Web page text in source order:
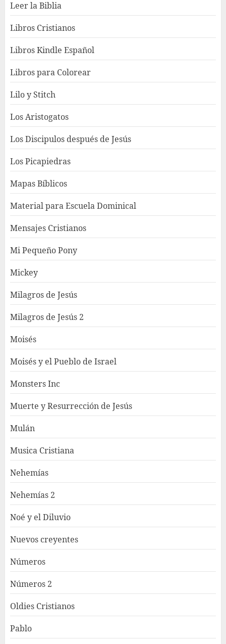
Leer la Biblia
Libros Cristianos
Libros Kindle Español
Libros para Colorear
Lilo y Stitch
Los Aristogatos
Los Discipulos después de Jesús
Los Picapiedras
Mapas Bíblicos
Material para Escuela Dominical
Mensajes Cristianos
Mi Pequeño Pony
Mickey
Milagros de Jesús
Milagros de Jesús 2
Moisés
Moisés y el Pueblo de Israel
Monsters Inc
Muerte y Resurrección de Jesús
Mulán
Musica Cristiana
Nehemías
Nehemías 2
Noé y el Diluvio
Nuevos creyentes
Números
Números 2
Oldies Cristianos
Pablo